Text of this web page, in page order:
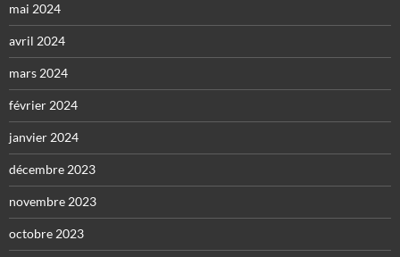
mai 2024
avril 2024
mars 2024
février 2024
janvier 2024
décembre 2023
novembre 2023
octobre 2023